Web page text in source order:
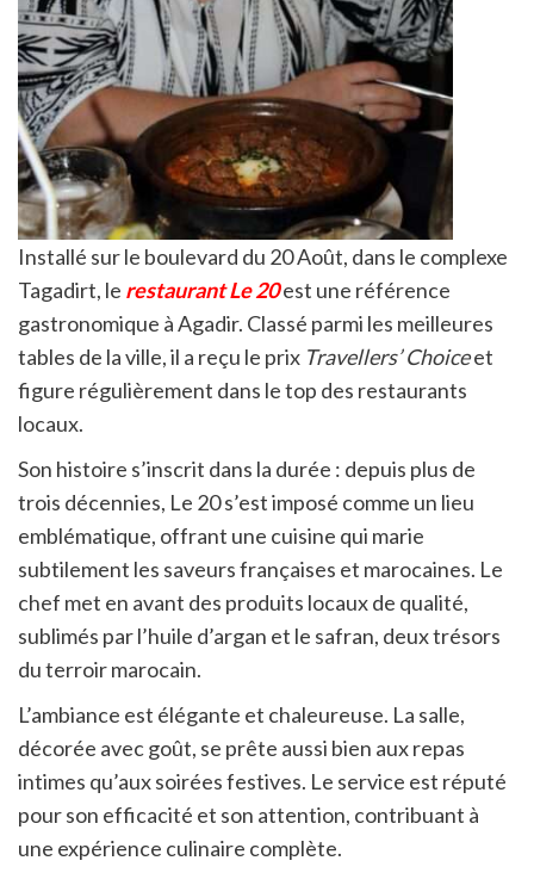
Installé sur le boulevard du 20 Août, dans le complexe
Tagadirt, le restaurant Le 20est une référence
gastronomique à Agadir. Classé parmi les meilleures
tables de la ville, il a reçu le prix Travellers’ Choiceet
figure régulièrement dans le top des restaurants
locaux.
Son histoire s’inscrit dans la durée : depuis plus de
trois décennies, Le 20 s’est imposé comme un lieu
emblématique, offrant une cuisine qui marie
subtilement les saveurs françaises et marocaines. Le
chef met en avant des produits locaux de qualité,
sublimés par l’huile d’argan et le safran, deux trésors
du terroir marocain.
L’ambiance est élégante et chaleureuse. La salle,
décorée avec goût, se prête aussi bien aux repas
intimes qu’aux soirées festives. Le service est réputé
pour son efficacité et son attention, contribuant à
une expérience culinaire complète.